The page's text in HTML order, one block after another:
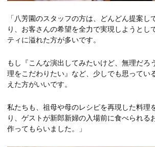
「八芳園のスタッフの方は、どんどん提案し
り、お客さんの希望を全力で実現しようとし
ティに溢れた方が多いです。
もし『こんな演出してみたいけど、無理だろ
理をこだわりたい』など、少しでも思ってい
えた方がいいです。
私たちも、祖母や母のレシピを再現した料理
り、ゲストが新郎新婦の入場前に食べられる
作ってもらいました。」